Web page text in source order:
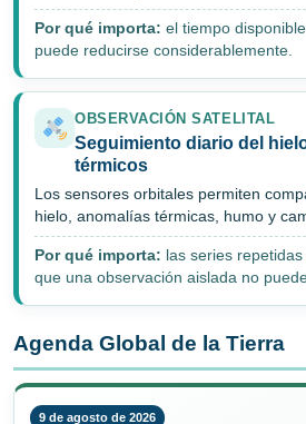
Por qué importa: el tiempo
puede reducirse considerablemente.
OBSERVACIÓN SATELITAL
Seguimiento diario del
térmicos
Los sensores orbitales permiten
hielo, anomalías térmicas, humo y
Por qué importa: las series
que una observación aislada no
Agenda Global de la Tierra
9 de agosto de 2026